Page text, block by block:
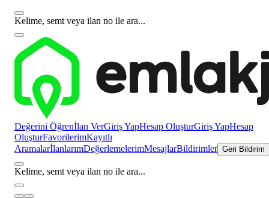
Kelime, semt veya ilan no ile ara...
Değerini Öğrenİlan VerGiriş YapHesap OluşturGiriş YapHesap
OluşturFavorilerimKayıtlı
AramalarİlanlarımDeğerlemelerimMesajlarBildirimler Geri Bildirim
Kelime, semt veya ilan no ile ara...